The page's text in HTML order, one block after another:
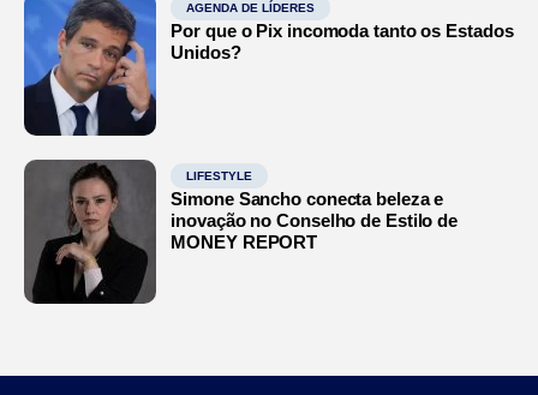
AGENDA DE LÍDERES
Por que o Pix incomoda tanto os Estados
Unidos?
LIFESTYLE
Simone Sancho conecta beleza e
inovação no Conselho de Estilo de
MONEY REPORT